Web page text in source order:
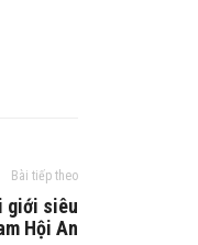
Bài tiếp theo
giới siêu
Hội An